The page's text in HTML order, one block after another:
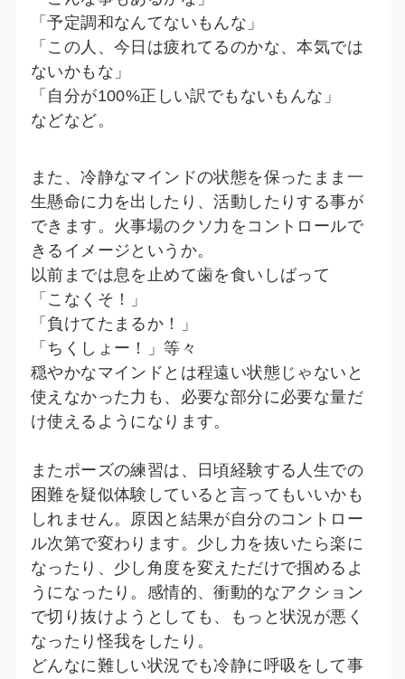
「予定調和なんてないもんな」
「この人、今日は疲れてるのかな、本気では
ないかもな」
「自分が100%正しい訳でもないもんな」
などなど。
また、冷静なマインドの状態を保ったまま一
生懸命に力を出したり、活動したりする事が
できます。火事場のクソ力をコントロールで
きるイメージというか。
以前までは息を止めて歯を食いしばって
「こなくそ！」
「負けてたまるか！」
「ちくしょー！」等々
穏やかなマインドとは程遠い状態じゃないと
使えなかった力も、必要な部分に必要な量だ
け使えるようになります。
またポーズの練習は、日頃経験する人生での
困難を疑似体験していると言ってもいいかも
しれません。原因と結果が自分のコントロー
ル次第で変わります。少し力を抜いたら楽に
なったり、少し角度を変えただけで掴めるよ
うになったり。感情的、衝動的なアクション
で切り抜けようとしても、もっと状況が悪く
なったり怪我をしたり。
どんなに難しい状況でも冷静に呼吸をして事